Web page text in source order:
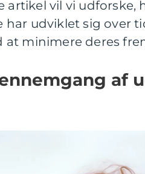
artikel vil vi udforske,
har udviklet sig over
minimere deres
af